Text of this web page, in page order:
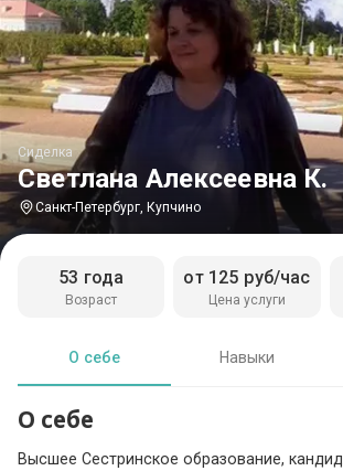
Светлана Алексеевна К.
Сиделка
Санкт-Петербург, Купчино
Возраст
53 года
Цена услуги
от 125 руб/час
О себе Навыки
О себе
Высшее Сестринское образование,